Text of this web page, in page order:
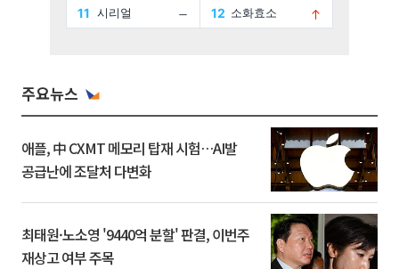
주요뉴스
애플, 中 CXMT 메모리 탑재 시험…AI발
공급난에 조달처 다변화
최태원·노소영 '9440억 분할' 판결, 이번주
재상고 여부 주목